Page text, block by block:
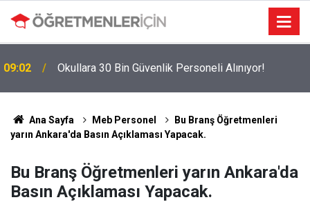
09:02 Okullara 30 Bin Güvenlik Personeli Alınıyor!
19:01
Öncelik Hangi Alanın Oldu?
Ana Sayfa Meb Personel
Bu Branş Öğretmenleri
yarın Ankara'da Basın Açıklaması Yapacak.
Bu Branş Öğretmenleri yarın Ankara'da
Basın Açıklaması Yapacak.